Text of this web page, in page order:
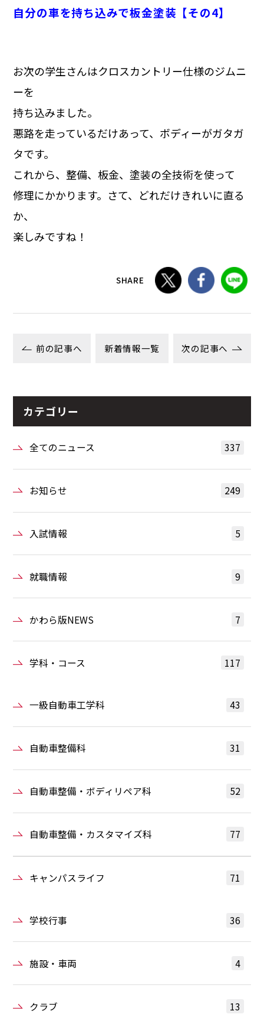
自分の車を持ち込みで板金塗装【その4】
お次の学生さんはクロスカントリー仕様のジムニ
ーを
持ち込みました。
悪路を走っているだけあって、ボディーがガタガ
タです。
これから、整備、板金、塗装の全技術を使って
修理にかかります。さて、どれだけきれいに直る
か、
楽しみですね！
SHARE
前の記事へ 新着情報一覧 次の記事へ
カテゴリー
全てのニュース 337
お知らせ 249
入試情報 5
就職情報 9
かわら版NEWS 7
学科・コース 117
一級自動車工学科 43
自動車整備科 31
自動車整備・ボディリペア科 52
自動車整備・カスタマイズ科 77
キャンパスライフ 71
学校行事 36
施設・車両 4
クラブ 13